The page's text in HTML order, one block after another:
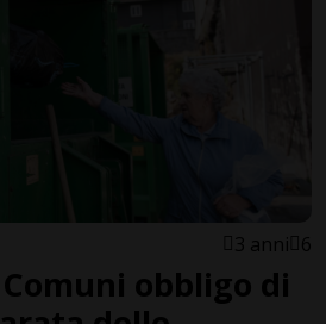
3 anni 6
obbligo di